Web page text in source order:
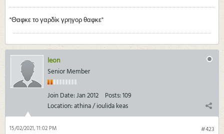
"Θαφκε το γαρδίκ γρηγορ θαφκε"
leon
Senior Member
Join Date:Jan 2012 Posts:109
Location:athina / ioulida keas
#423
15/02/2021, 11:02 PM